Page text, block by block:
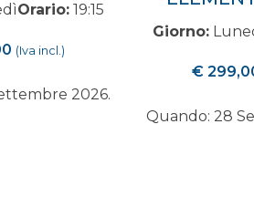
Orario:19:15
(Iva incl.)
2026.
Giorno:
€
Quando: 28